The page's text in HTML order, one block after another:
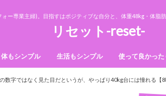
ー専業主婦)。目指すはポジティブな自分と、体重48kg・体脂
リセット-reset-
体もシンプル 生活もシンプル 使って良かった
数字ではなく見た目だというが、やっぱり40kg台には憧れる【8